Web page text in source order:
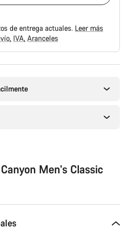
de entrega actuales. Leer más
IVA Aranceles
Men's Classic